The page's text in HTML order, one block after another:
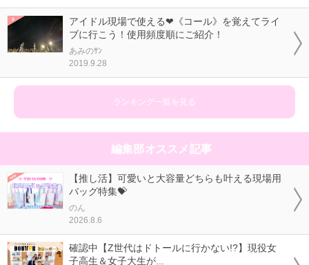
アイドル現場で使える❤《コール》を覚えてライ
ブに行こう！使用頻度順にご紹介！
あみのｻﾝ
2019.9.28
ランキング一覧を見る
編集部オススメ記事
【推し活】可愛いと大容量どちらも叶える現場用
バッグ特集💝
のん
2026.8.6
確認中【Z世代はドトールに行かない!?】現役女
子高生＆女子大生が...